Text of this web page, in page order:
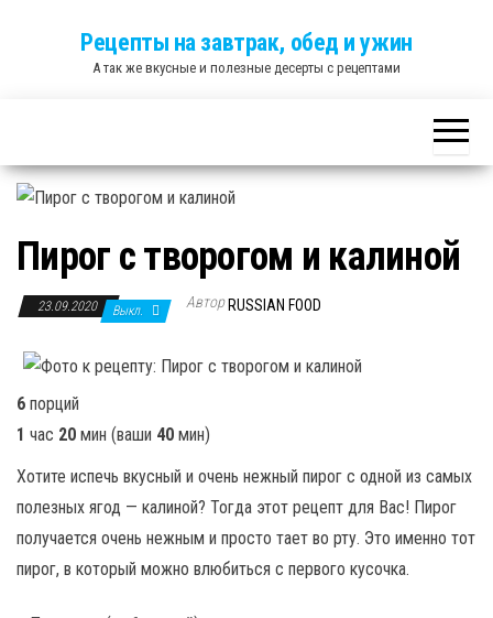
Рецепты на завтрак, обед и ужин
А так же вкусные и полезные десерты с рецептами
Пирог с творогом и калиной
23.09.2020 Выкл. Автор RUSSIAN FOOD
6 порций
1 час 20 мин (ваши 40 мин)
Хотите испечь вкусный и очень нежный пирог с одной из самых
полезных ягод — калиной? Тогда этот рецепт для Вас! Пирог
получается очень нежным и просто тает во рту. Это именно тот
пирог, в который можно влюбиться с первого кусочка.